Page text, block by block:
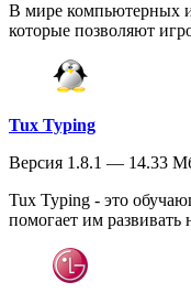
В мире компьютерных
которые позволяют
Tux Typing
Версия 1.8.1 — 14.33
Tux Typing - это
помогает им развивать